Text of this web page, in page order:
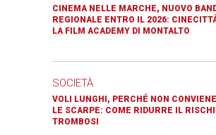
CINEMA NELLE MARCHE, NUOVO
REGIONALE ENTRO IL 2026:
LA FILM ACADEMY DI MONTALTO
SOCIETÀ
VOLI LUNGHI, PERCHÉ NON
LE SCARPE: COME RIDURRE IL
TROMBOSI